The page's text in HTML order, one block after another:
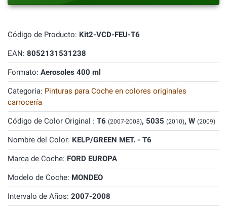
Código de Producto: Kit2-VCD-FEU-T6
EAN: 8052131531238
Formato: Aerosoles 400 ml
Categoria: Pinturas para Coche en colores originales
carrocería
Código de Color Original : T6 (2007-2008), 5035 (2010), W (2009)
Nombre del Color: KELP/GREEN MET. - T6
Marca de Coche: FORD EUROPA
Modelo de Coche: MONDEO
Intervalo de Años: 2007-2008